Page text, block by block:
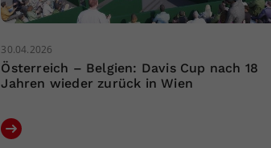
30.04.2026
Österreich – Belgien: Davis Cup nach 18
Jahren wieder zurück in Wien